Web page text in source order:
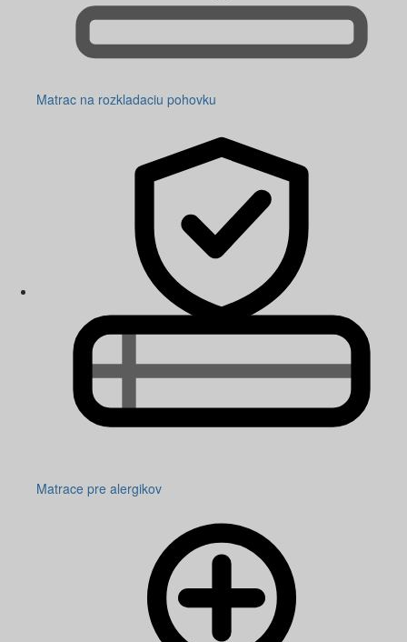
Matrac na rozkladaciu pohovku
Matrace pre alergikov